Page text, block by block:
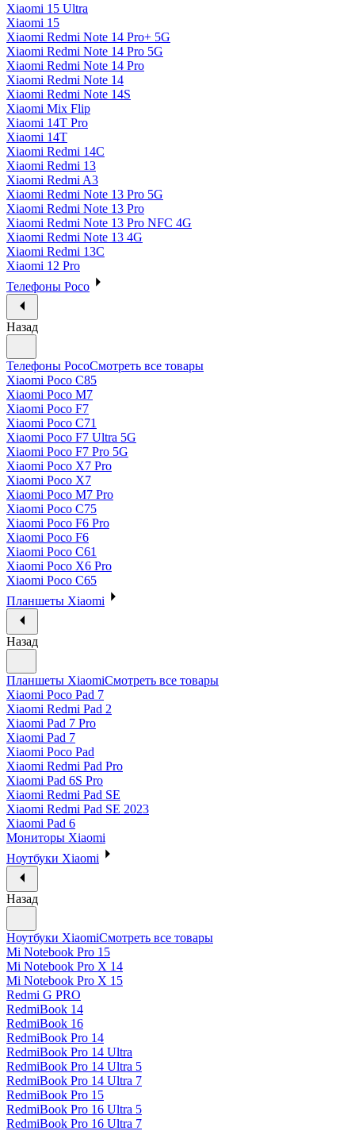
Xiaomi 15 Ultra
Xiaomi 15
Xiaomi Redmi Note 14 Pro+ 5G
Xiaomi Redmi Note 14 Pro 5G
Xiaomi Redmi Note 14 Pro
Xiaomi Redmi Note 14
Xiaomi Redmi Note 14S
Xiaomi Mix Flip
Xiaomi 14T Pro
Xiaomi 14T
Xiaomi Redmi 14C
Xiaomi Redmi 13
Xiaomi Redmi A3
Xiaomi Redmi Note 13 Pro 5G
Xiaomi Redmi Note 13 Pro
Xiaomi Redmi Note 13 Pro NFC 4G
Xiaomi Redmi Note 13 4G
Xiaomi Redmi 13C
Xiaomi 12 Pro
Телефоны Poco
Назад
Телефоны PocoСмотреть все товары
Xiaomi Poco C85
Xiaomi Poco M7
Xiaomi Poco F7
Xiaomi Poco C71
Xiaomi Poco F7 Ultra 5G
Xiaomi Poco F7 Pro 5G
Xiaomi Poco X7 Pro
Xiaomi Poco X7
Xiaomi Poco M7 Pro
Xiaomi Poco C75
Xiaomi Poco F6 Pro
Xiaomi Poco F6
Xiaomi Poco C61
Xiaomi Poco X6 Pro
Xiaomi Poco C65
Планшеты Xiaomi
Назад
Планшеты XiaomiСмотреть все товары
Xiaomi Poco Pad 7
Xiaomi Redmi Pad 2
Xiaomi Pad 7 Pro
Xiaomi Pad 7
Xiaomi Poco Pad
Xiaomi Redmi Pad Pro
Xiaomi Pad 6S Pro
Xiaomi Redmi Pad SE
Xiaomi Redmi Pad SE 2023
Xiaomi Pad 6
Мониторы Xiaomi
Ноутбуки Xiaomi
Назад
Ноутбуки XiaomiСмотреть все товары
Mi Notebook Pro 15
Mi Notebook Pro X 14
Mi Notebook Pro X 15
Redmi G PRO
RedmiBook 14
RedmiBook 16
RedmiBook Pro 14
RedmiBook Pro 14 Ultra
RedmiBook Pro 14 Ultra 5
RedmiBook Pro 14 Ultra 7
RedmiBook Pro 15
RedmiBook Pro 16 Ultra 5
RedmiBook Pro 16 Ultra 7